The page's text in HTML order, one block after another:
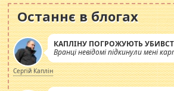
Останнє в блогах
КАПЛІНУ ПОГРОЖУЮТЬ
Вранці невідомі підкинули мені
Сергій Каплін